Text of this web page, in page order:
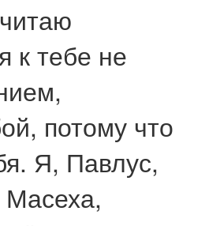
к тебе не
потому что
Я, Павлус,